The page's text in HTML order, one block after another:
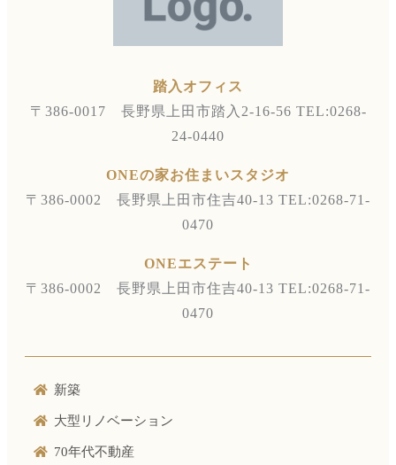
踏入オフィス
〒386-0017 長野県上田市踏入2-16-56 TEL:0268-
24-0440
ONEの家お住まいスタジオ
〒386-0002 長野県上田市住吉40-13 TEL:0268-71-
0470
ONEエステート
〒386-0002 長野県上田市住吉40-13 TEL:0268-71-
0470
新築
大型リノベーション
70年代不動産